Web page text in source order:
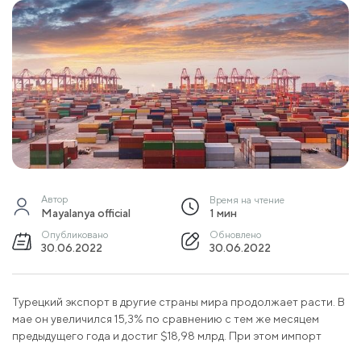
Автор
Mayalanya official
Время на чтение
1 мин
Опубликовано
30.06.2022
Обновлено
30.06.2022
Турецкий экспорт в другие страны мира продолжает расти. В
мае он увеличился 15,3% по сравнению с тем же месяцем
предыдущего года и достиг $18,98 млрд. При этом импорт